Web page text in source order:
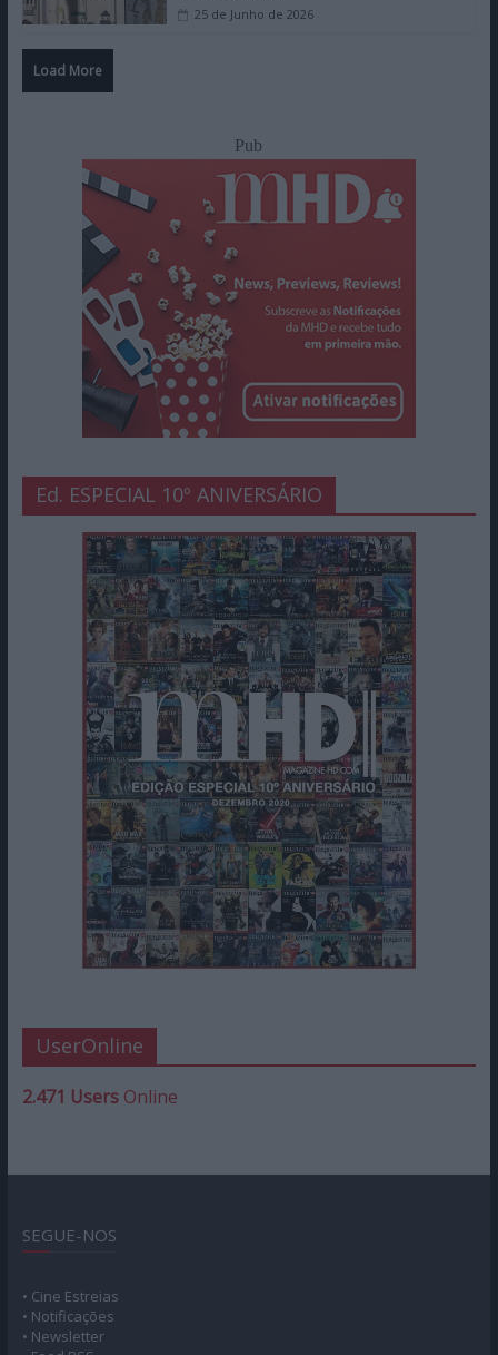
25 de Junho de 2026
Load More
Pub
Ed. ESPECIAL 10º ANIVERSÁRIO
UserOnline
2.471 UsersOnline
SEGUE-NOS
• Cine Estreias
• Notificações
• Newsletter